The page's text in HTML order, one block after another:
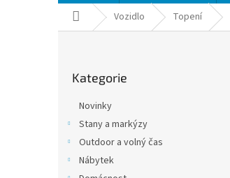
Domů Vozidlo Topení
kategorie
Kategorie
Novinky
Stany a markýzy
Outdoor a volný čas
Nábytek